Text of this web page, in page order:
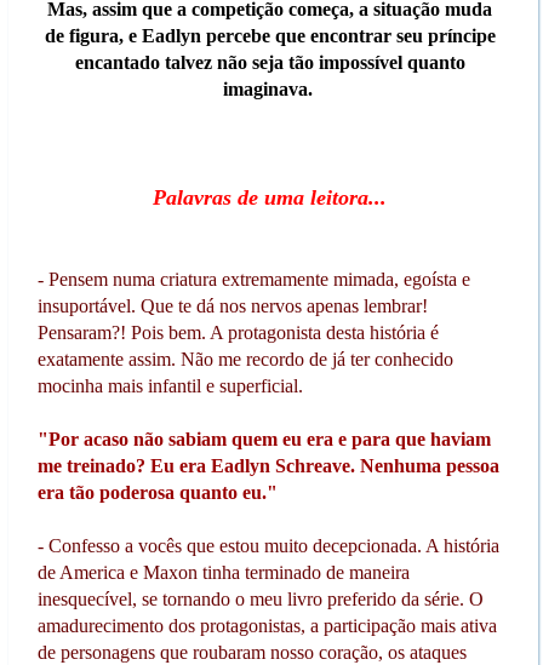
Mas, assim que a competição começa, a situação muda
de figura, e Eadlyn percebe que encontrar seu príncipe
encantado talvez não seja tão impossível quanto
imaginava.
Palavras de uma leitora...
- Pensem numa criatura extremamente mimada, egoísta e
insuportável. Que te dá nos nervos apenas lembrar!
Pensaram?! Pois bem. A protagonista desta história é
exatamente assim. Não me recordo de já ter conhecido
mocinha mais infantil e superficial.
"Por acaso não sabiam quem eu era e para que haviam
me treinado? Eu era Eadlyn Schreave. Nenhuma pessoa
era tão poderosa quanto eu."
- Confesso a vocês que estou muito decepcionada. A história
de America e Maxon tinha terminado de maneira
inesquecível, se tornando o meu livro preferido da série. O
amadurecimento dos protagonistas, a participação mais ativa
de personagens que roubaram nosso coração, os ataques